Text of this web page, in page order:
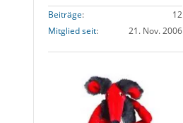
Beiträge
12
Mitglied seit
21. Nov. 2006